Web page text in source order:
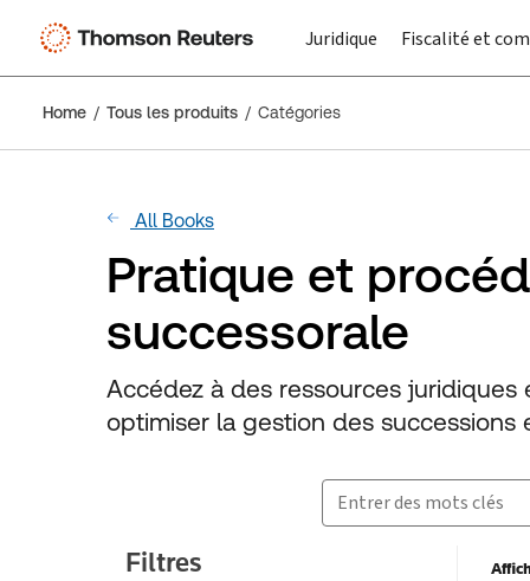
Juridique Fiscalité et
Home Tous les produits Catégories
All Books
Pratique et
successorale
Accédez à des ressources
optimiser la gestion des
Rechercher des produits
Boîte à suggestions
Filtres